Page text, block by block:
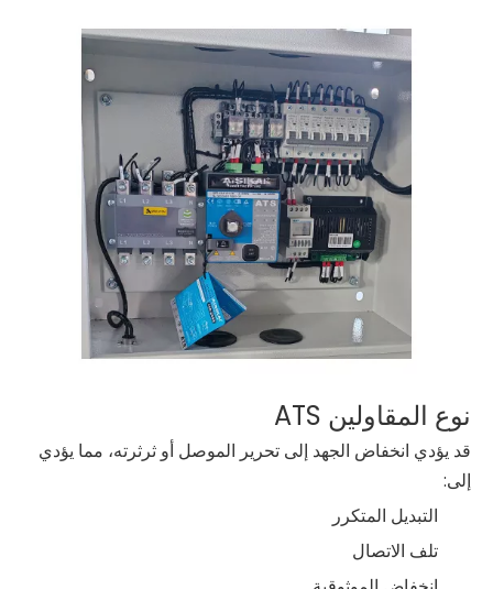
نوع المقاولين ATS
قد يؤدي انخفاض الجهد إلى تحرير الموصل أو ثرثرته، مما يؤدي
إلى:
التبديل المتكرر
تلف الاتصال